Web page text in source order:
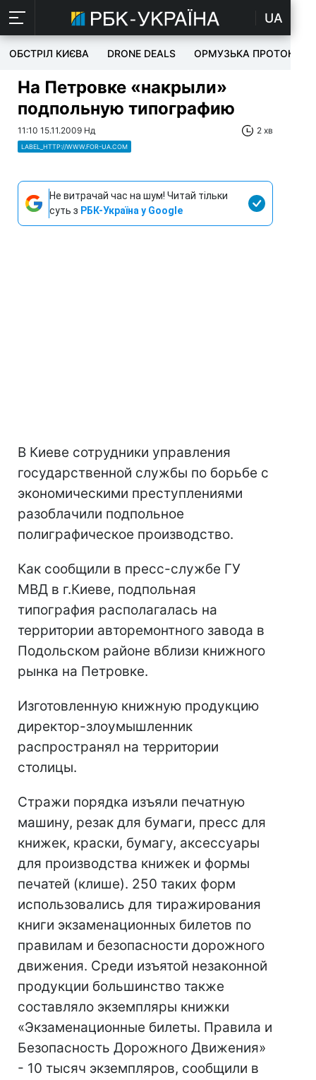
UA
ОБСТРІЛ КИЄВА DRONE DEALS ОРМУЗЬКА ПРОТОКА
На Петровке «накрыли»
подпольную типографию
11:10 15.11.2009 Нд 2 хв
LABEL_HTTP://WWW.FOR-UA.COM
Не витрачай час на шум! Читай тільки
суть з РБК-Україна у Google
В Киеве сотрудники управления
государственной службы по борьбе с
экономическими преступлениями
разоблачили подпольное
полиграфическое производство.
Как сообщили в пресс-службе ГУ
МВД в г.Киеве, подпольная
типография располагалась на
территории авторемонтного завода в
Подольском районе вблизи книжного
рынка на Петровке.
Изготовленную книжную продукцию
директор-злоумышленник
распространял на территории
столицы.
Стражи порядка изъяли печатную
машину, резак для бумаги, пресс для
книжек, краски, бумагу, аксессуары
для производства книжек и формы
печатей (клише). 250 таких форм
использовались для тиражирования
книги экзаменационных билетов по
правилам и безопасности дорожного
движения. Среди изъятой незаконной
продукции большинство также
составляло экземпляры книжки
«Экзаменационные билеты. Правила и
Безопасность Дорожного Движения»
- 10 тысяч экземпляров, сообщили в